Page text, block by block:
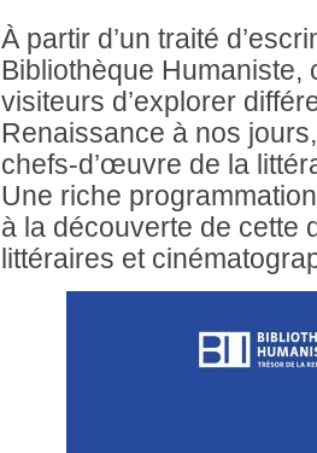
À partir d’un traité
Bibliothèque
visiteurs d’explorer
Renaissance à nos
chefs-d’œuvre de la
Une riche
à la découverte de cette
littéraires et